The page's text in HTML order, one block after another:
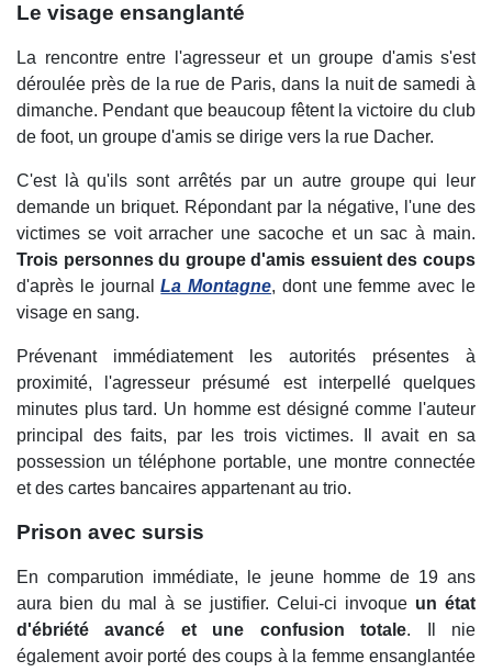
Le visage ensanglanté
La rencontre entre l'agresseur et un groupe d'amis s'est
déroulée près de la rue de Paris, dans la nuit de samedi à
dimanche. Pendant que beaucoup fêtent la victoire du club
de foot, un groupe d'amis se dirige vers la rue Dacher.
C'est là qu'ils sont arrêtés par un autre groupe qui leur
demande un briquet. Répondant par la négative, l'une des
victimes se voit arracher une sacoche et un sac à main.
Trois personnes du groupe d'amis essuient des coups
d'après le journalLa Montagne, dont une femme avec le
visage en sang.
Prévenant immédiatement les autorités présentes à
proximité, l'agresseur présumé est interpellé quelques
minutes plus tard. Un homme est désigné comme l'auteur
principal des faits, par les trois victimes. Il avait en sa
possession un téléphone portable, une montre connectée
et des cartes bancaires appartenant au trio.
Prison avec sursis
En comparution immédiate, le jeune homme de 19 ans
aura bien du mal à se justifier. Celui-ci invoque un état
d'ébriété avancé et une confusion totale. Il nie
également avoir porté des coups à la femme ensanglantée